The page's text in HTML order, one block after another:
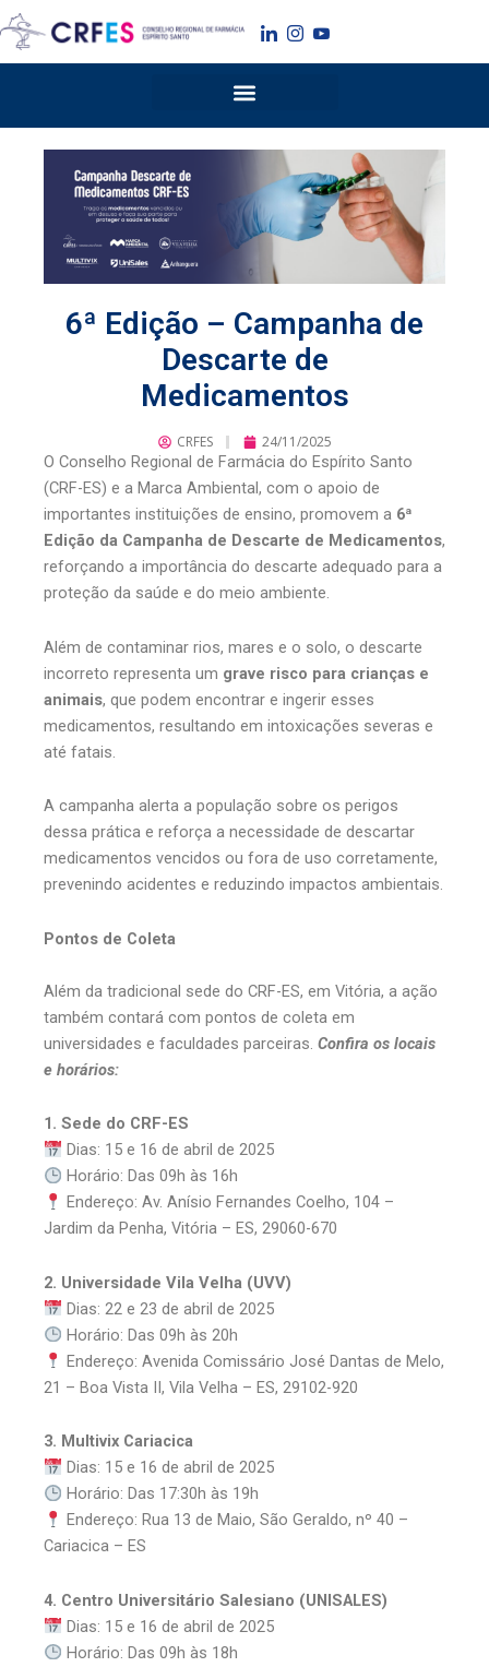
para
o
6ª Edição – Campanha de
Descarte de
Medicamentos
CRFES 24/11/2025
O Conselho Regional de Farmácia do Espírito Santo
(CRF-ES) e a Marca Ambiental, com o apoio de
importantes instituições de ensino, promovem a 6ª
Edição da Campanha de Descarte de Medicamentos,
reforçando a importância do descarte adequado para a
proteção da saúde e do meio ambiente.
Além de contaminar rios, mares e o solo, o descarte
incorreto representa um grave risco para crianças e
animais, que podem encontrar e ingerir esses
medicamentos, resultando em intoxicações severas e
até fatais.
A campanha alerta a população sobre os perigos
dessa prática e reforça a necessidade de descartar
medicamentos vencidos ou fora de uso corretamente,
prevenindo acidentes e reduzindo impactos ambientais.
Pontos de Coleta
Além da tradicional sede do CRF-ES, em Vitória, a ação
também contará com pontos de coleta em
universidades e faculdades parceiras. Confira os locais
e horários:
1. Sede do CRF-ES
Dias: 15 e 16 de abril de 2025
Horário: Das 09h às 16h
Endereço: Av. Anísio Fernandes Coelho, 104 –
Jardim da Penha, Vitória – ES, 29060-670
2. Universidade Vila Velha (UVV)
Dias: 22 e 23 de abril de 2025
Horário: Das 09h às 20h
Endereço: Avenida Comissário José Dantas de Melo,
21 – Boa Vista II, Vila Velha – ES, 29102-920
3. Multivix Cariacica
Dias: 15 e 16 de abril de 2025
Horário: Das 17:30h às 19h
Endereço: Rua 13 de Maio, São Geraldo, nº 40 –
Cariacica – ES
4. Centro Universitário Salesiano (UNISALES)
Dias: 15 e 16 de abril de 2025
Horário: Das 09h às 18h